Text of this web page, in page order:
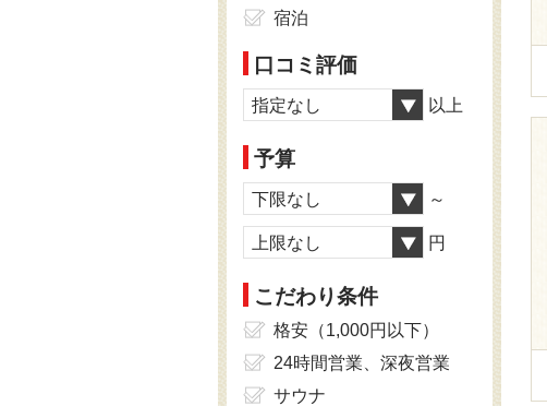
宿泊
口コミ評価
指定なし 以上
予算
下限なし ～
上限なし 円
こだわり条件
格安（1,000円以下）
24時間営業、深夜営業
サウナ